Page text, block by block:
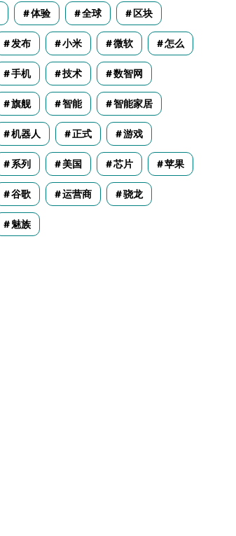
体验 全球 区块
发布 小米 微软 怎么
手机 技术 数智网
旗舰 智能 智能家居
机器人 正式 游戏
系列 美国 芯片 苹果
谷歌 运营商 骁龙
魅族